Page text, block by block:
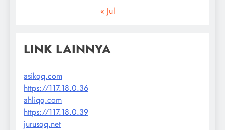
« Jul
LINK LAINNYA
asikqq.com
https://117.18.0.36
ahliqq.com
https://117.18.0.39
jurusqq.net